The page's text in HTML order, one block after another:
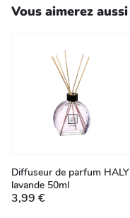
Vous aimerez aussi
Diffuseur de parfum HALY
lavande 50ml
3,99 €